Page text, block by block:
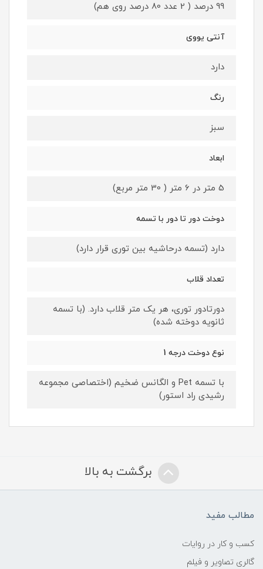
99 درصد ( 2 عدد 80 درصد روی هم)
آنتی یووی
دارد
رنگ
سبز
ابعاد
5 متر در 6 متر ( 30 متر مربع)
دوخت دور تا دور با تسمه
دارد (تسمه درحاشیه بین توری قرار دارد)
تعداد قلاب
دورتادور توری، هر یک متر قلاب دارد. (با تسمه
ثانویه دوخته شده)
نوع دوخت درجه 1
با تسمه Pet و الگانس ضخیم (اختصاصی مجموعه
رشیدی راد استور)
برگشت به بالا
مطالب مفید
کسب و کار در روایات
گالری تصاویر و فیلم